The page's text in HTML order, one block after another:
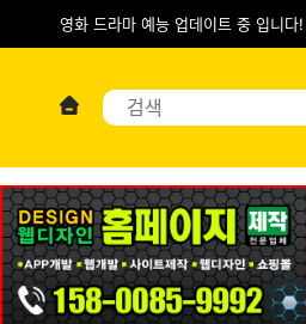
영화 드라마 예능 업데이트 중 입니다!